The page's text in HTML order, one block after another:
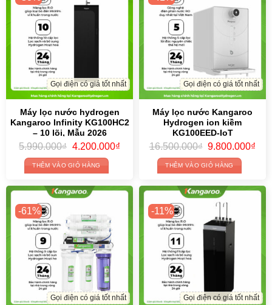
Gọi điện có giá tốt nhất
Máy lọc nước hydrogen
Kangaroo Infinity KG100HC2
– 10 lõi, Mẫu 2026
5.990.000₫ Original
was:
5.990.000₫.
4.200.000₫Current
4.200.000₫.
THÊM VÀO GIỎ HÀNG
Gọi điện có giá tốt nhất
Máy lọc nước Kangaroo
Hydrogen ion kiềm
KG100EED-IoT
16.500.000₫ Original
was:
16.500.000₫.
9.800.000₫
THÊM VÀO GIỎ HÀNG
-61%
Gọi điện có giá tốt nhất
-11%
Gọi điện có giá tốt nhất